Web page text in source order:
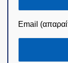
Email